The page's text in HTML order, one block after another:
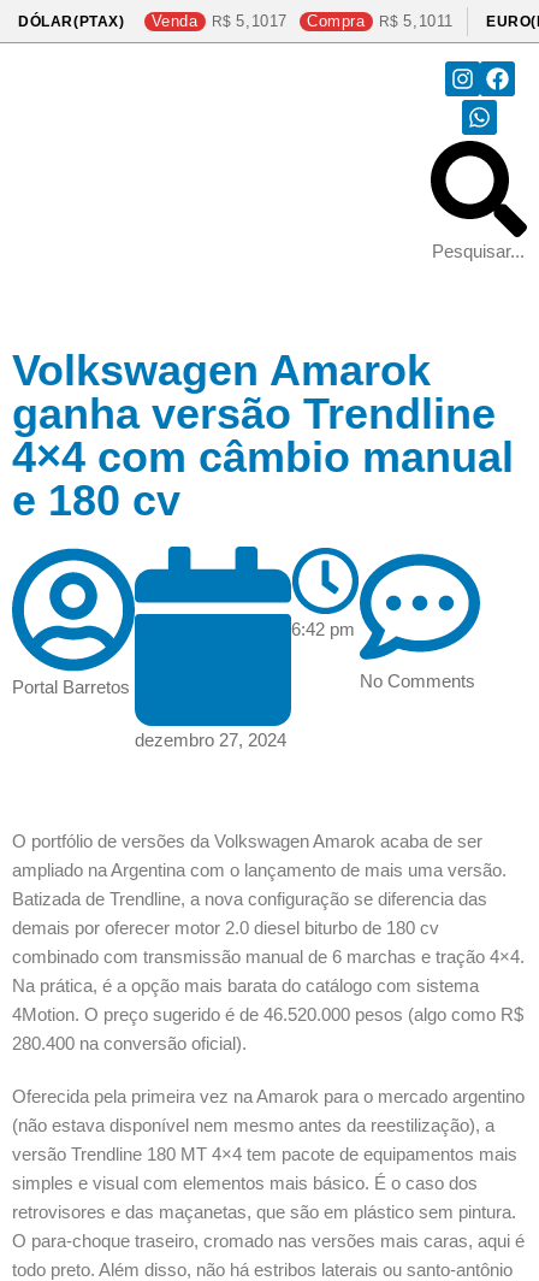
DÓLAR(PTAX) Venda 5,1017 Compra 5,1011
Volkswagen Amarok
ganha versão Trendline
4×4 com câmbio manual
e 180 cv
Portal Barretos
dezembro 27, 2024
6:42 pm
No Comments
O portfólio de versões da Volkswagen Amarok acaba de ser
ampliado na Argentina com o lançamento de mais uma versão.
Batizada de Trendline, a nova configuração se diferencia das
demais por oferecer motor 2.0 diesel biturbo de 180 cv
combinado com transmissão manual de 6 marchas e tração 4×4.
Na prática, é a opção mais barata do catálogo com sistema
4Motion. O preço sugerido é de 46.520.000 pesos (algo como R$
280.400 na conversão oficial).
Oferecida pela primeira vez na Amarok para o mercado argentino
(não estava disponível nem mesmo antes da reestilização), a
versão Trendline 180 MT 4×4 tem pacote de equipamentos mais
simples e visual com elementos mais básico. É o caso dos
retrovisores e das maçanetas, que são em plástico sem pintura.
O para-choque traseiro, cromado nas versões mais caras, aqui é
todo preto. Além disso, não há estribos laterais ou santo-antônio